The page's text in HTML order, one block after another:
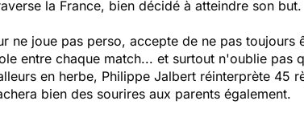
la France, bien décidé à atteindre son but.
ne joue pas perso, accepte de ne pas
entre chaque match... et surtout n'oublie pas
en herbe, Philippe Jalbert réinterprète 45
bien des sourires aux parents également.